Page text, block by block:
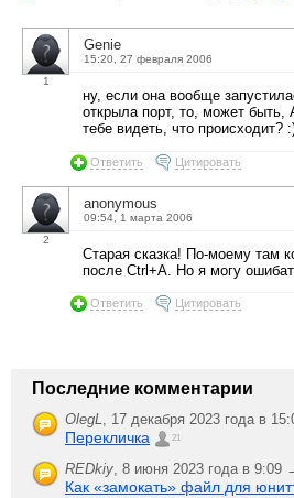
1
Genie
15:20, 27 февраля 2006
ну, если она вообще
открыла порт, то, может быть,
тебе видеть, что происходит?
Ответить Цитировать
2
anonymous
09:54, 1 марта 2006
Старая сказка! По-моему там
после Ctrl+A. Но я могу
Ответить Цитировать
Последние комментарии
OlegL, 17 декабря 2023 года в
Перекличка 21
REDkiy, 8 июня 2023 года в 9:09
Как «замокать» файл для